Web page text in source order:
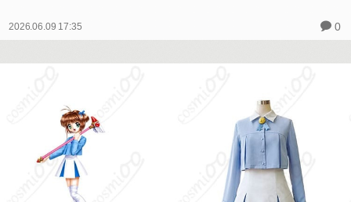
2026.06.09 17:35 0